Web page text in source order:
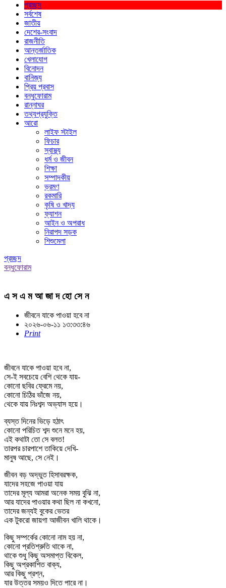
প্রচ্ছদ
সর্বশেষ
জাতীয়
দেশের-সংবাদ
রাজনীতি
আন্তর্জাতিক
খেলাযোগ
বিনোদন
বানিজ্য
প্রিয় প্রবাস
বন্ধুফোরাম
রান্নাঘর
তথ্যপ্রযুক্তি
আরো
লাইফ স্টাইল
ফিচার
স্বাস্থ্য
ধর্ম ও জীবন
শিক্ষা
সম্পাদকীয়
ভ্রমণ
রকমারি
কৃষি ও খাদ্য
ফ্যাশন
আইন ও অপরাধ
নিরাপদ সড়ক
শিশুমেলা
প্রচ্ছদ
বন্ধুফোরাম
এ স এ ম আ জা দ হো সে ন
জীবনে যাকে পাওয়া হবে না
২০২৬-০৬-১১ ১৩:৩৩:৪৬
Print
জীবনে যাকে পাওয়া হবে না,
সে-ই সবচেয়ে বেশি থেকে যায়-
কোনো ছবির ফ্রেমে নয়,
কোনো চিঠির ভাঁজে নয়,
থেকে যায় নিঃশব্দ অভ্যাস হয়ে।
ব্যস্ত দিনের ভিড়ে হঠাৎ
কোনো পরিচিত শব্দ শুনে মনে হয়,
এই কথাটা তো সে বলত!
তারপর চারপাশে তাকিয়ে দেখি-
মানুষ আছে, সে নেই।
জীবন বড় অদ্ভুত হিসাবরক্ষক,
যাদের সহজে পাওয়া যায়
তাদের মূল্য আমরা অনেক সময় বুঝি না,
আর যাদের পাওয়ার কথা ছিল না কখনো,
তাদের জন্যই বুকের ভেতর
এক টুকরো জায়গা আজীবন খালি থাকে।
কিছু সম্পর্কের কোনো নাম হয় না,
কোনো প্রতিশ্রুতি থাকে না,
থাকে শুধু কিছু অসমাপ্ত বিকেল,
কিছু অপ্রকাশিত বাক্য,
আর কিছু প্রশ্ন,
যার উত্তর সময়ও দিতে পারে না।